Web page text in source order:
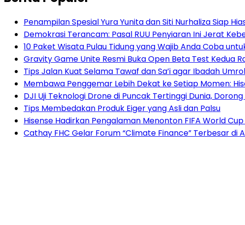
Penampilan Spesial Yura Yunita dan Siti Nurhaliza Siap
Demokrasi Terancam: Pasal RUU Penyiaran Ini Jerat
10 Paket Wisata Pulau Tidung yang Wajib Anda Coba
Gravity Game Unite Resmi Buka Open Beta Test Kedua
Tips Jalan Kuat Selama Tawaf dan Sa’i agar Ibadah
Membawa Penggemar Lebih Dekat ke Setiap Momen:
DJI Uji Teknologi Drone di Puncak Tertinggi Dunia,
Tips Membedakan Produk Eiger yang Asli dan Palsu
Hisense Hadirkan Pengalaman Menonton FIFA World
Cathay FHC Gelar Forum “Climate Finance” Terbesar